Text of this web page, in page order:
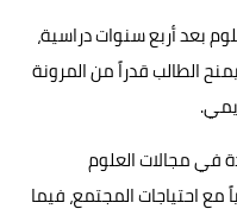
بعد أربع سنوات دراسية،
الطالب قدراً من المرونة
في مجالات العلوم
مع احتياجات المجتمع، فيما